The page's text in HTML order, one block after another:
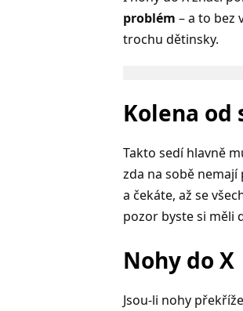
problém – a to bez
trochu dětinsky.
Kolena od
Takto sedí hlavně
zda na sobě
a čekáte, až se
pozor byste si měli
Nohy do X
Jsou-li nohy